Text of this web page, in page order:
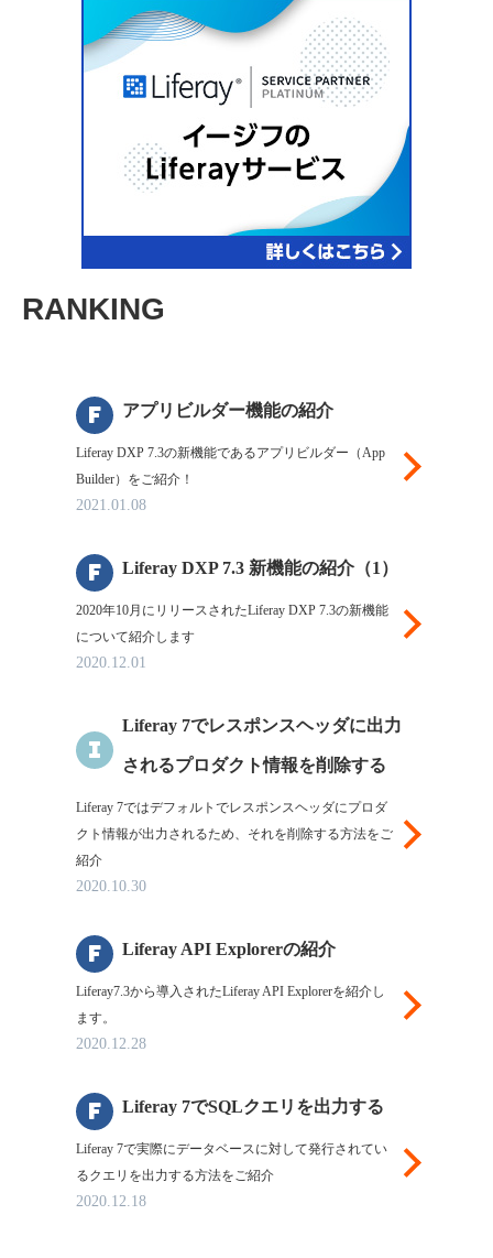
RANKING
f アプリビルダー機能の紹介
Liferay DXP 7.3の新機能であるアプリビルダー（App
Builder）をご紹介！
Liferayに
2021.01.08
f Liferay DXP 7.3 新機能の紹介（1）
2020年10月にリリースされたLiferay DXP 7.3の新機能
について紹介します
Liferayに
2020.12.01
i
Liferay 7でレスポンスヘッダに出力
されるプロダクト情報を削除する
Liferay 7ではデフォルトでレスポンスヘッダにプロダ
クト情報が出力されるため、それを削除する方法をご
紹介
Liferayに
2020.10.30
f Liferay API Explorerの紹介
Liferay7.3から導入されたLiferay API Explorerを紹介し
ます。
Liferayに
2020.12.28
f Liferay 7でSQLクエリを出力する
Liferay 7で実際にデータベースに対して発行されてい
るクエリを出力する方法をご紹介
2020.12.18